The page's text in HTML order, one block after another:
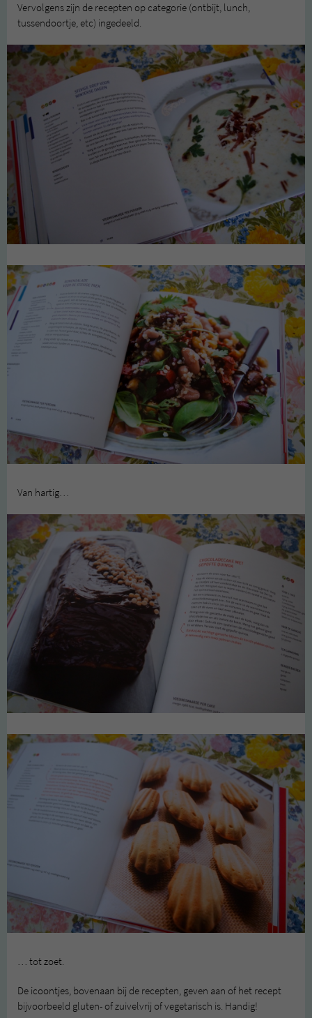
Vervolgens zijn de recepten op categorie (ontbijt, lunch,
tussendoortje, etc) ingedeeld.
Van hartig…
… tot zoet.
De icoontjes, bovenaan bij de recepten, geven aan of het recept
bijvoorbeeld gluten- of zuivelvrij of vegetarisch is. Handig!